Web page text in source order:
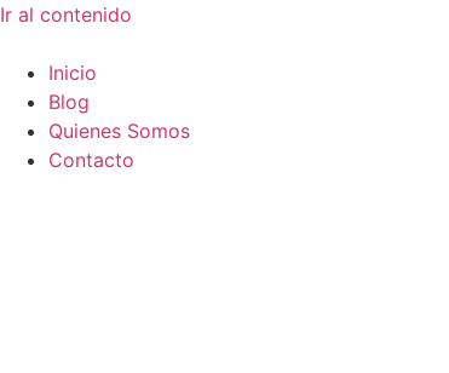
Ir al contenido
Inicio
Blog
Quienes Somos
Contacto